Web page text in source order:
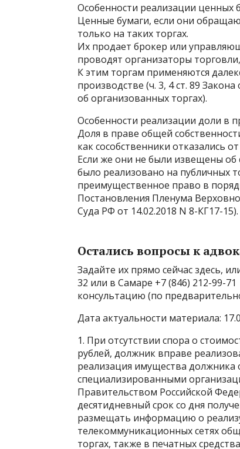
Особенности реализации ценных
Ценные бумаги, если они
только на таких торгах.
Их продает брокер или
проводят организаторы
К этим торгам применяются
производстве (ч. 3, 4 ст. 89
об организованных торгах).
Особенности реализации доли в
Доля в праве общей
как сособственники отказались
Если же они не были извещены
было реализовано на публичных
преимущественное право в
Постановления Пленума
Суда РФ от 14.02.2018 N 8-КГ17-15).
Остались вопросы к
Задайте их прямо сейчас здесь,
32 или в Самаре +7 (846) 212-99-
консультацию (по
Дата актуальности материала:
1. При отсутствии спора о
рублей, должник вправе
реализация имущества должника
специализированными
Правительством Российской
десятидневный срок со дня
размещать информацию о
телекоммуникационных сетях
торгах, также в печатных